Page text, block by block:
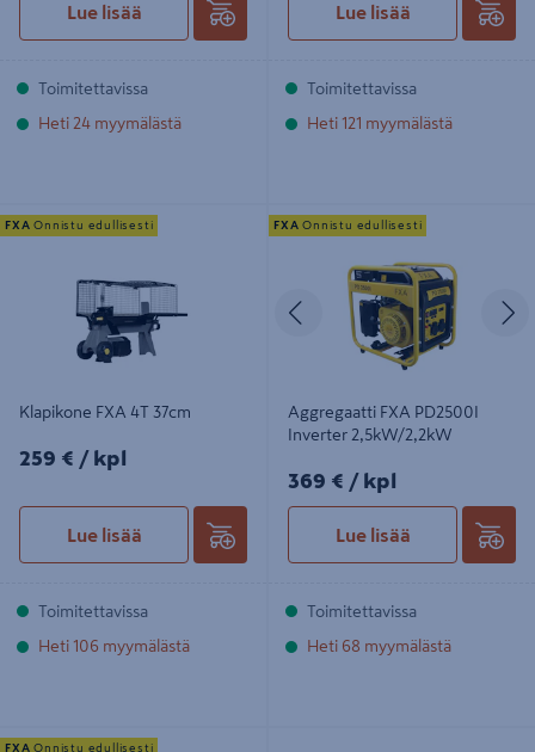
Lue lisää
Toimitettavissa
Heti 24 myymälästä
Lue lisää
Toimitettavissa
Heti 121 myymälästä
Klapikone FXA 4T 37cm
Klapikone FXA 4T 37cm
259€/kpl
259 € / kpl
Lue lisää
FXA Onnistu edullisesti
Toimitettavissa
Heti 106 myymälästä
Aggregaatti FXA PD2500I Inverter
2,5kW/2,2kW
Edellinen
Aggregaatti FXA PD2500I
Inverter 2,5kW/2,2kW
369€/kpl
369 € / kpl
Lue lisää
FXA Onnistu edullisesti
Toimitettavissa
Heti 68 myymälästä
Lumentyönnin FXA 49cm
FXA Onnistu edullisesti